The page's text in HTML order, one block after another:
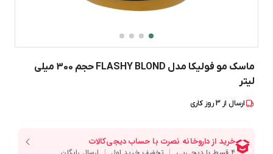
ماسک مو فولیکا مدل FLASHY BLOND حجم 300 میلی
لیتر
ارسال از 3روز کاری